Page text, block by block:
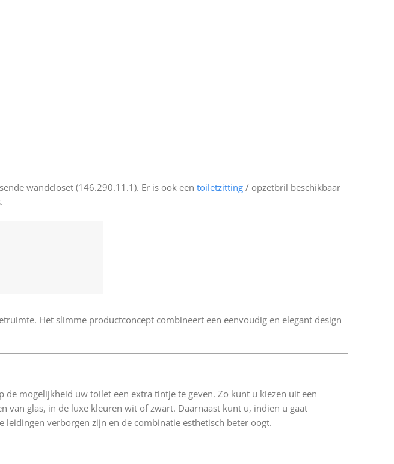
wandcloset (146.290.11.1). Er is ook een toiletzitting / opzetbril beschikbaar
Het slimme productconcept combineert een eenvoudig en elegant design
mogelijkheid uw toilet een extra tintje te geven. Zo kunt u kiezen uit een
glas, in de luxe kleuren wit of zwart. Daarnaast kunt u, indien u gaat
verborgen zijn en de combinatie esthetisch beter oogt.